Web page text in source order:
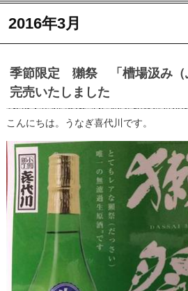
2016年3月
季節限定 獺祭 「槽場汲み
完売いたしました
こんにちは。うなぎ喜代川です。